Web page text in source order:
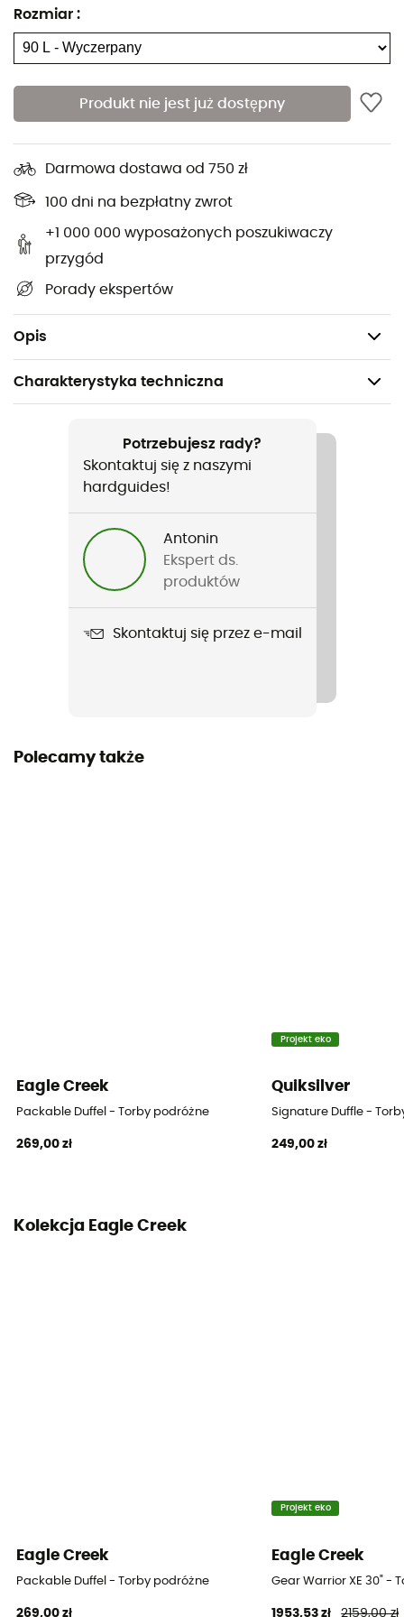
Rozmiar :
Produkt nie jest już dostępny
Darmowa dostawa od 750 zł
100 dni na bezpłatny zwrot
+1 000 000 wyposażonych poszukiwaczy
przygód
Porady ekspertów
Opis
recyklingowanego materiału z szyb
samochodowych
Do 8 litrów dodatkowej przestrzeni po poluzowaniu
Wodoodporna konstrukcja dna
Materiały: TPU 900D Poly Twill (bluesign) - 1680D
Ballistic Poly
Wymiary: 34 x 65 x 31 cm - 34 x 95 x 31 cm
(rozszerzona)
Waga: 1 360 g
Charakterystyka techniczna
Nazwa produktu
Migrate Duffel 90L
Water-repellent
Objętość
Potrzebujesz rady?
Skontaktuj się z naszymi
hardguides!
Antonin
Ekspert ds.
produktów
Skontaktuj się przez e-mail
Polecamy także
Eagle Creek
Packable Duffel - Torby podróżne
269,00 zł
Projekt eko
Quiksilver
Signature Duffle -
249,00 zł
Kolekcja Eagle Creek
Eagle Creek
Packable Duffel - Torby podróżne
269,00 zł
Projekt eko
Eagle Creek
Gear Warrior XE 30" -
1953,53 zł 2159,00 zł